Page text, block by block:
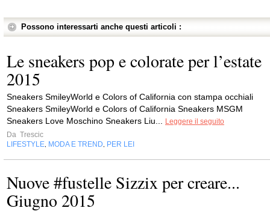
Possono interessarti anche questi articoli :
Le sneakers pop e colorate per l’estate
2015
Sneakers SmileyWorld e Colors of California con stampa occhiali
Sneakers SmileyWorld e Colors of California Sneakers MSGM
Sneakers Love Moschino Sneakers Liu... Leggere il seguito
Da Trescic
LIFESTYLE, MODA E TREND, PER LEI
Nuove #fustelle Sizzix per creare...
Giugno 2015